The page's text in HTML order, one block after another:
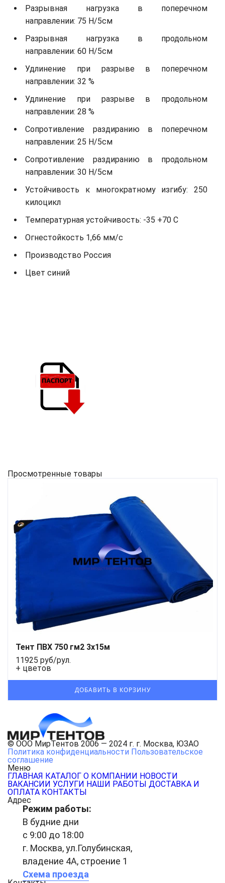
Разрывная нагрузка в поперечном
направлении: 75 Н/5см
Разрывная нагрузка в продольном
направлении: 60 Н/5см
Удлинение при разрыве в поперечном
направлении: 32 %
Удлинение при разрыве в продольном
направлении: 28 %
Сопротивление раздиранию в поперечном
направлении: 25 Н/5см
Сопротивление раздиранию в продольном
направлении: 30 Н/5см
Устойчивость к многократному изгибу: 250
килоцикл
Температурная устойчивость: -35 +70 С
Огнестойкость 1,66 мм/с
Производство Россия
Цвет синий
Просмотренные товары
Тент ПВХ 750 гм2 3x15м
11925 руб/рул.
+ цветов
© ООО МирТентов 2006 — 2024 г. г. Москва, ЮЗАО
Политика конфиденциальности Пользовательское
соглашение
Меню
ГЛАВНАЯ КАТАЛОГ О КОМПАНИИ НОВОСТИ
ВАКАНСИИ УСЛУГИ НАШИ РАБОТЫ ДОСТАВКА И
ОПЛАТА КОНТАКТЫ
Адрес
Режим работы:
В будние дни
с 9:00 до 18:00
г. Москва, ул.Голубинская,
владение 4А, строение 1
Схема проезда